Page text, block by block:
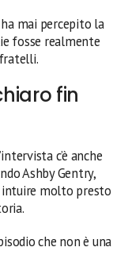
mai percepito la
fosse realmente
fin
c’è anche
Ashby Gentry,
molto presto
che non è una